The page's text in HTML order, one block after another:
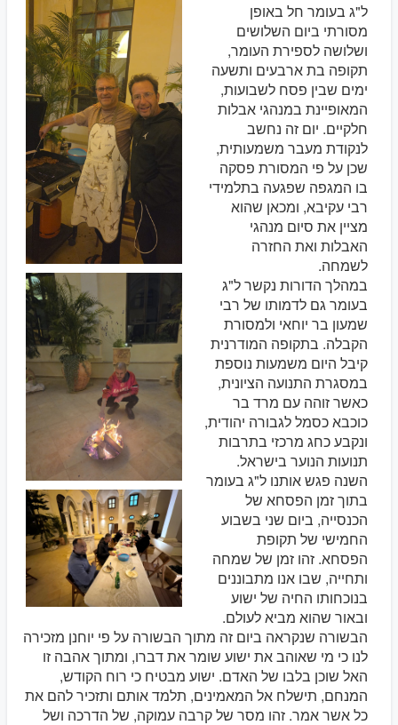
ל"ג בעומר חל באופן
מסורתי ביום השלושים
ושלושה לספירת העומר,
תקופה בת ארבעים ותשעה
ימים שבין פסח לשבועות,
המאופיינת במנהגי אבלות
חלקיים. יום זה נחשב
לנקודת מעבר משמעותית,
שכן על פי המסורת פסקה
בו המגפה שפגעה בתלמידי
רבי עקיבא, ומכאן שהוא
מציין את סיום מנהגי
האבלות ואת החזרה
לשמחה.
במהלך הדורות נקשר ל"ג
בעומר גם לדמותו של רבי
שמעון בר יוחאי ולמסורת
הקבלה. בתקופה המודרנית
קיבל היום משמעות נוספת
במסגרת התנועה הציונית,
כאשר זוהה עם מרד בר
כוכבא כסמל לגבורה יהודית,
ונקבע כחג מרכזי בתרבות
תנועות הנוער בישראל.
השנה פגש אותנו ל"ג בעומר
בתוך זמן הפסחא של
הכנסייה, ביום שני בשבוע
החמישי של תקופת
הפסחא. זהו זמן של שמחה
ותחייה, שבו אנו מתבוננים
בנוכחותו החיה של ישוע
ובאור שהוא מביא לעולם.
הבשורה שנקראה ביום זה מתוך הבשורה על פי יוחנן מזכירה
לנו כי מי שאוהב את ישוע שומר את דברו, ומתוך אהבה זו
האל שוכן בלבו של האדם. ישוע מבטיח כי רוח הקודש,
המנחם, תישלח אל המאמינים, תלמד אותם ותזכיר להם את
כל אשר אמר. זהו מסר של קרבה עמוקה, של הדרכה ושל